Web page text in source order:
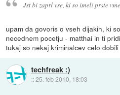
Jst bi zaprl vse, ki so imeli prste
upam da govoris o vseh dijakih, ki
necednem pocetju - matthai in ti
tukaj so nekaj kriminalcev celo dobili
techfreak :)
::25. feb 2010, 18:03